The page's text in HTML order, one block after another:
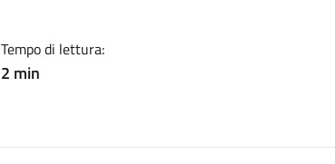
Tempo di lettura:
2 min